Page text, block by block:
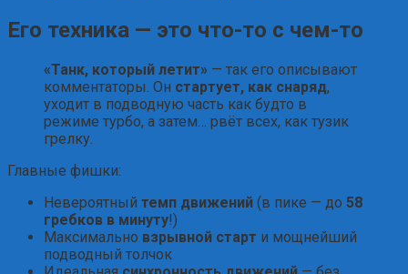
Его техника — это что-то с чем-то
«Танк, который летит» — так его описывают
комментаторы. Он стартует, как снаряд,
уходит в подводную часть как будто в
режиме турбо, а затем… рвёт всех, как тузик
грелку.
Главные фишки:
Невероятный темп движений (в пике — до 58
гребков в минуту!)
Максимально взрывной старт и мощнейший
подводный толчок